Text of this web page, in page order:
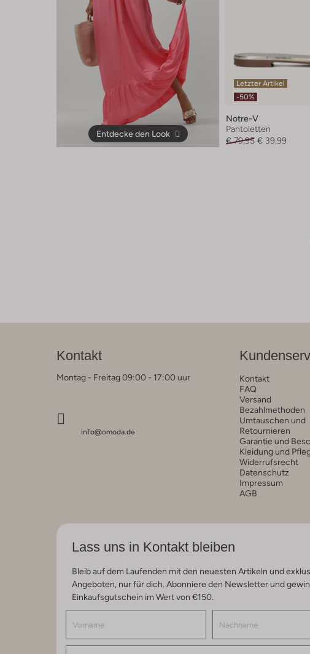
Entdecke den Look
Letzter Artikel
-50%
Notre-V
Pantoletten
€ 79,95 € 39,99
Kontakt
Montag - Freitag 09:00 - 17:00 uur
info@omoda.de
Kontakt
FAQ
Versand
Bezahlmethoden
Umtauschen und
Retournieren
Garantie und
Kleidung und
Widerrufsrecht
Datenschutz
Impressum
AGB
Lass uns in Kontakt bleiben
Bleib auf dem Laufenden mit den neuesten Artikeln und
Angeboten, nur für dich. Abonniere den Newsletter und
Einkaufsgutschein im Wert von €150.